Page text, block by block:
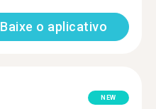
Baixe o aplicativo
NEW